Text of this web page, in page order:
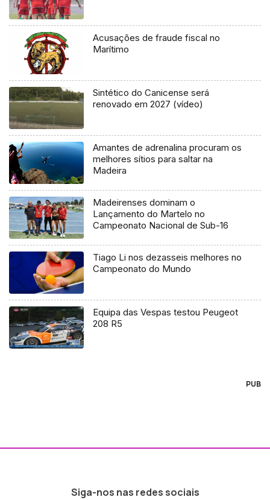
Acusações de fraude fiscal no
Marítimo
Sintético do Canicense será
renovado em 2027 (vídeo)
Amantes de adrenalina procuram os
melhores sítios para saltar na
Madeira
Madeirenses dominam o
Lançamento do Martelo no
Campeonato Nacional de Sub-16
Tiago Li nos dezasseis melhores no
Campeonato do Mundo
Equipa das Vespas testou Peugeot
208 R5
PUB
Siga-nos nas redes sociais